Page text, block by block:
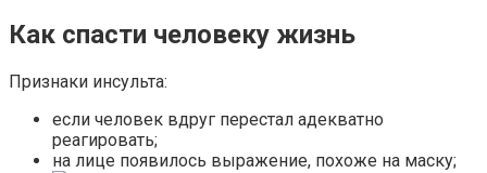
Как спасти человеку жизнь
Признаки инсульта:
если человек вдруг перестал адекватно
реагировать;
на лице появилось выражение, похоже на маску;